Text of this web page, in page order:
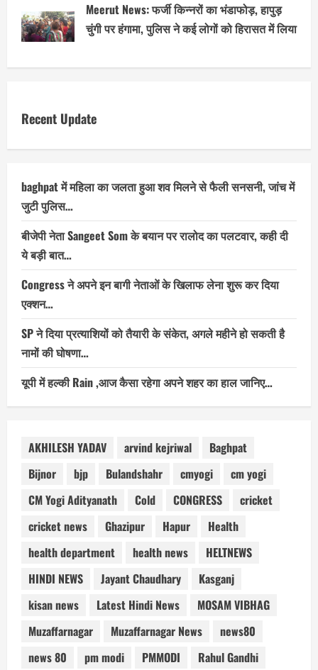
Meerut News: फर्जी किन्नरों का भंडाफोड़, हापुड़
चुंगी पर हंगामा, पुलिस ने कई लोगों को हिरासत में लिया
Recent Update
baghpat में महिला का जलता हुआ शव मिलने से फैली सनसनी, जांच में
जुटी पुलिस…
बीजेपी नेता Sangeet Som के बयान पर रालोद का पलटवार, कही दी
ये बड़ी बात…
Congress ने अपने इन बागी नेताओं के खिलाफ लेना शुरू कर दिया
एक्शन…
SP ने दिया प्रत्याशियों को तैयारी के संकेत, अगले महीने हो सकती है
नामों की घोषणा…
यूपी में हल्की Rain ,आज कैसा रहेगा अपने शहर का हाल जानिए…
AKHILESH YADAV arvind kejriwal
Baghpat
Bijnor
bjp Bulandshahr cmyogi
cm yogi
CM Yogi Adityanath
Cold CONGRESS
cricket
cricket news
Ghazipur Hapur
Health
health department
health news
HELTNEWS
HINDI NEWS
Jayant Chaudhary
Kasganj
kisan news
Latest Hindi News
MOSAM VIBHAG
Muzaffarnagar
Muzaffarnagar News
news80
news 80
pm modi PMMODI
Rahul Gandhi